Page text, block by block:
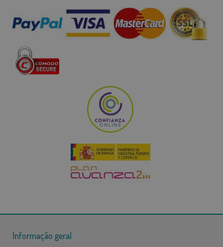
Informação geral